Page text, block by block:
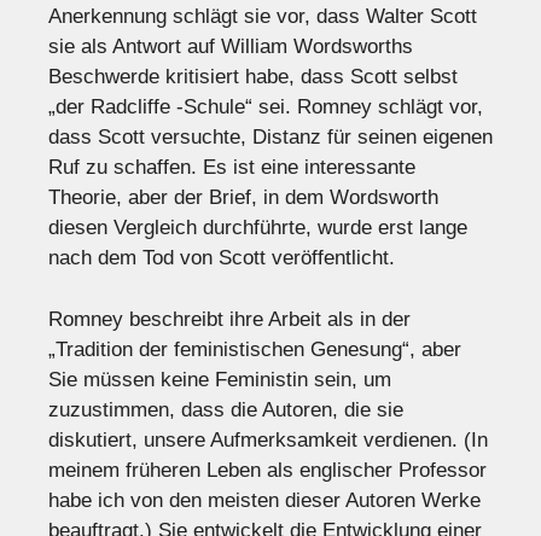
Anerkennung schlägt sie vor, dass Walter Scott
sie als Antwort auf William Wordsworths
Beschwerde kritisiert habe, dass Scott selbst
„der Radcliffe -Schule“ sei. Romney schlägt vor,
dass Scott versuchte, Distanz für seinen eigenen
Ruf zu schaffen. Es ist eine interessante
Theorie, aber der Brief, in dem Wordsworth
diesen Vergleich durchführte, wurde erst lange
nach dem Tod von Scott veröffentlicht.
Romney beschreibt ihre Arbeit als in der
„Tradition der feministischen Genesung“, aber
Sie müssen keine Feministin sein, um
zuzustimmen, dass die Autoren, die sie
diskutiert, unsere Aufmerksamkeit verdienen. (In
meinem früheren Leben als englischer Professor
habe ich von den meisten dieser Autoren Werke
beauftragt.) Sie entwickelt die Entwicklung einer